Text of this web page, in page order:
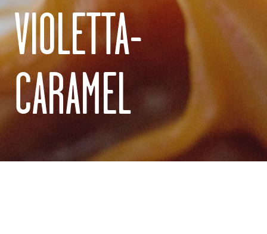
VIOLETTA-
CARAMEL